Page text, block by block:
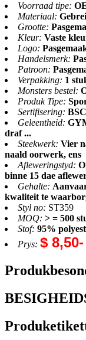
Voorraad tipe:
Materiaal:
Grootte:
Kleur: Vaste
Logo:
Handelsmerk:
Patroon:
Verpakking: 1
Monsters bestel:
Produk Tipe:
Sertifisering:
Geleentheid:
draf ...
Steekwerk: Vier
naald oorwerk, ens
Afleweringstyd:
binne 15 dae
Gehalte:
kwaliteit te
Styl no: ST359
MOQ: > = 500
Stof: 95%
Prys: $